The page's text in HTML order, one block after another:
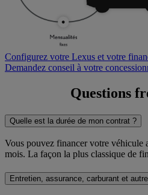
Configurez votre Lexus et votre
Demandez conseil à votre
Questions
Quelle est la durée de mon contrat ?
Vous pouvez financer votre véhicule
mois. La façon la plus classique de
Entretien, assurance, carburant et